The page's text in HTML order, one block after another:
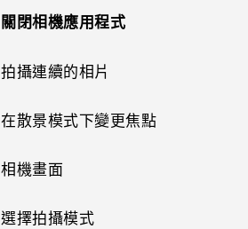
使用雙網路管理員管理 Nano
SIM 卡
需要使用手機的快速指引嗎？
更新手機軟體
從 Play 商店取得應用程式
從網路下載應用程式
解除安裝應用程式
初次設定 HTC One E9‍+
混合及配對主題
尋找主題
分享主題
刪除主題
個人化設定
關閉相機應用程式
拍攝連續的相片
在散景模式下變更焦點
相機畫面
選擇拍攝模式